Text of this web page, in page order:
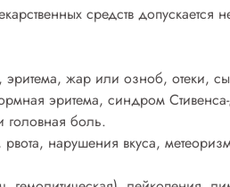
средств
жар или озноб, отеки,
эритема, синдром
головная боль.
нарушения вкуса,